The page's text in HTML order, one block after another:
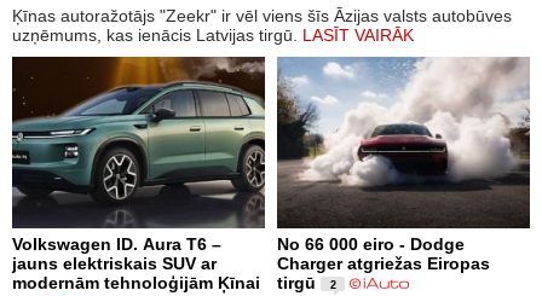
Ķīnas autoražotājs "Zeekr" ir vēl viens šīs Āzijas valsts autobūves
uzņēmums, kas ienācis Latvijas tirgū. LASĪT VAIRĀK
Volkswagen ID. Aura T6 –
jauns elektriskais SUV ar
modernām tehnoloģijām Ķīnai
No 66 000 eiro - Dodge
Charger atgriežas Eiropas
tirgū
2